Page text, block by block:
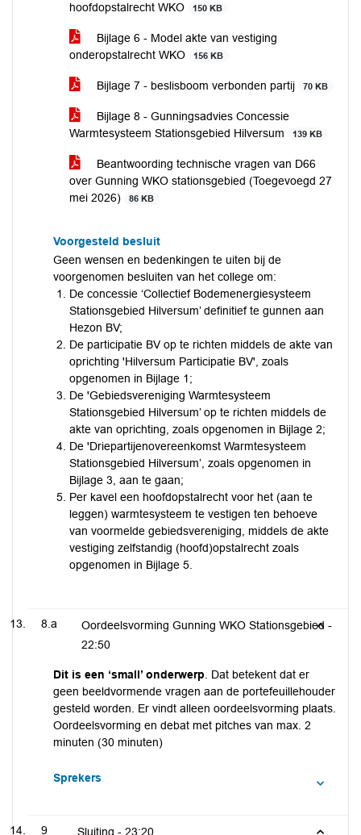
hoofdopstalrecht WKO
150 KB
Bijlage 6 - Model akte van vestiging
onderopstalrecht WKO
156 KB
Bijlage 7 - beslisboom verbonden partij 70 KB
Bijlage 8 - Gunningsadvies Concessie
Warmtesysteem Stationsgebied Hilversum
139 KB
Beantwoording technische vragen van D66
over Gunning WKO stationsgebied (Toegevoegd 27
mei 2026)
86 KB
Voorgesteld besluit
Geen wensen en bedenkingen te uiten bij de
voorgenomen besluiten van het college om:
De concessie ‘Collectief Bodemenergiesysteem
Stationsgebied Hilversum’ definitief te gunnen aan
Hezon BV;
De participatie BV op te richten middels de akte van
oprichting 'Hilversum Participatie BV', zoals
opgenomen in Bijlage 1;
De 'Gebiedsvereniging Warmtesysteem
Stationsgebied Hilversum’ op te richten middels de
akte van oprichting, zoals opgenomen in Bijlage 2;
De 'Driepartijenovereenkomst Warmtesysteem
Stationsgebied Hilversum’, zoals opgenomen in
Bijlage 3, aan te gaan;
Per kavel een hoofdopstalrecht voor het (aan te
leggen) warmtesysteem te vestigen ten behoeve
van voormelde gebiedsvereniging, middels de akte
vestiging zelfstandig (hoofd)opstalrecht zoals
opgenomen in Bijlage 5.
8.a
Oordeelsvorming Gunning WKO Stationsgebied -
22:50
Dit is een ‘small’ onderwerp . Dat betekent dat er
geen beeldvormende vragen aan de portefeuillehouder
gesteld worden. Er vindt alleen oordeelsvorming plaats.
Oordeelsvorming en debat met pitches van max. 2
minuten (30 minuten)
Sprekers
9 Sluiting - 23:20